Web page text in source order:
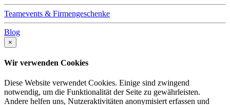
Teamevents & Firmengeschenke
Blog
×
Wir verwenden Cookies
Diese Website verwendet Cookies. Einige sind zwingend
notwendig, um die Funktionalität der Seite zu gewährleisten.
Andere helfen uns, Nutzeraktivitäten anonymisiert erfassen und